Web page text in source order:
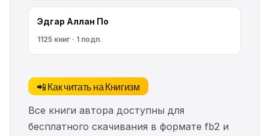
Эдгар Аллан По
1125 книг · 1 подп.
📲 Как читать на Книгизм
Все книги автора доступны для
бесплатного скачивания в формате fb2 и